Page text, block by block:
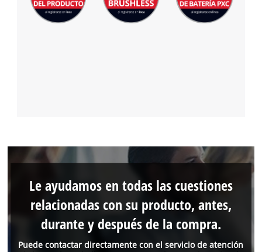
Puede contactar directamente con el servicio de atención
Le ayudamos en todas las cuestiones
relacionadas con su producto, antes,
durante y después de la compra.